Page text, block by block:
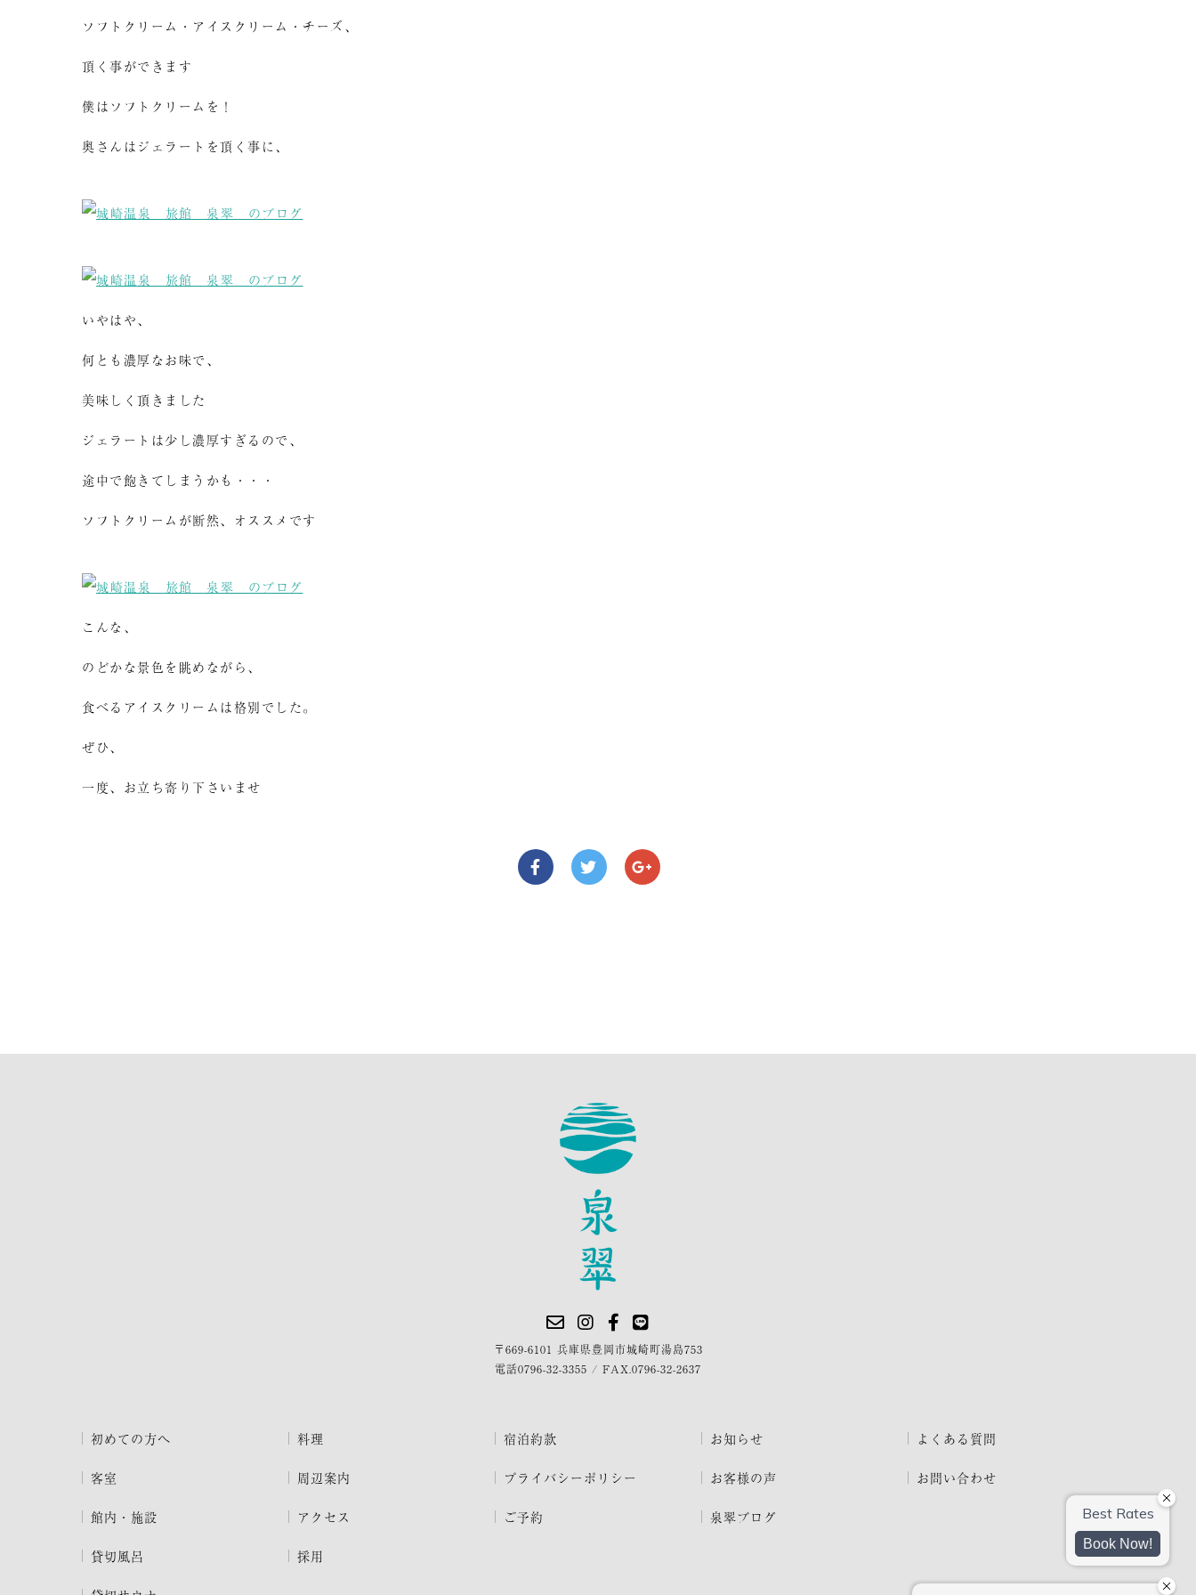
ソフトクリーム・アイスクリーム・チーズ、
頂く事ができます
僕はソフトクリームを！
奥さんはジェラートを頂く事に、
いやはや、
何とも濃厚なお味で、
美味しく頂きました
ジェラートは少し濃厚すぎるので、
途中で飽きてしまうかも・・・
ソフトクリームが断然、オススメです
こんな、
のどかな景色を眺めながら、
食べるアイスクリームは格別でした。
ぜひ、
一度、お立ち寄り下さいませ
〒669-6101 兵庫県豊岡市城崎町湯島753
電話0796-32-3355 / FAX.0796-32-2637
初めての方へ
客室
館内・施設
貸切風呂
料理
周辺案内
アクセス
採用
宿泊約款
プライバシーポリシー
ご予約
お知らせ
お客様の声
泉翠ブログ
よくある質問
お問い合わせ